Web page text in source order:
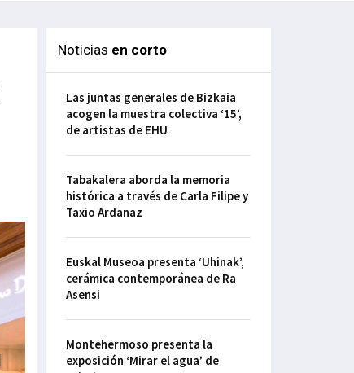
Noticias en corto
Las juntas generales de Bizkaia
acogen la muestra colectiva ‘15’,
de artistas de EHU
Tabakalera aborda la memoria
histórica a través de Carla Filipe y
Taxio Ardanaz
Euskal Museoa presenta ‘Uhinak’,
cerámica contemporánea de Ra
Asensi
Montehermoso presenta la
exposición ‘Mirar el agua’ de